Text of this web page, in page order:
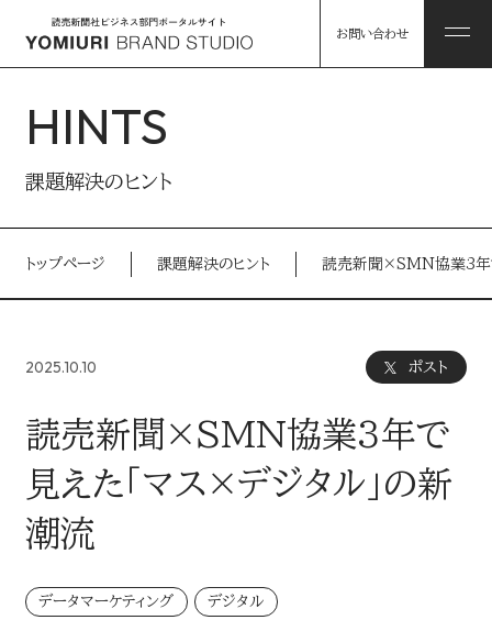
ABOUT
私たちについて トップ
HINTS
WORKS
事例
LINEUP
お問い合わせ
HINTS
課題解決のヒント
トップページ 課題解決のヒント 読売新聞×SMN協業3年
ポスト
2025.10.10
読売新聞×SMN協業3年で
見えた「マス×デジタル」の新
潮流
データマーケティング デジタル